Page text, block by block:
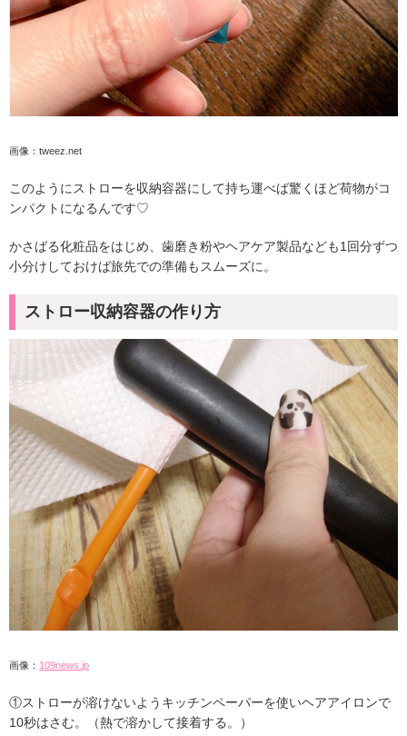
画像：tweez.net
このようにストローを収納容器にして持ち運べば驚くほど荷物がコ
ンパクトになるんです♡
かさばる化粧品をはじめ、歯磨き粉やヘアケア製品なども1回分ずつ
小分けしておけば旅先での準備もスムーズに。
ストロー収納容器の作り方
画像： 109news.jp
①ストローが溶けないようキッチンペーパーを使いヘアアイロンで
10秒はさむ。（熱で溶かして接着する。）